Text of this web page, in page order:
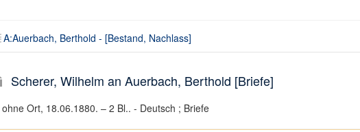
A:Auerbach, Berthold - [Bestand, Nachlass]
Scherer, Wilhelm an Auerbach, Berthold [Briefe]
ohne Ort, 18.06.1880. – 2 Bl.. - Deutsch ; Briefe